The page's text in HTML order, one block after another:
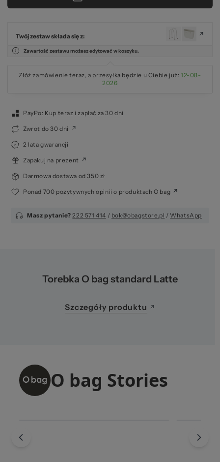
Twój zestaw składa się z:
Zawartość zestawu możesz edytować w koszyku.
Złóż zamówienie teraz, a przesyłka będzie u Ciebie już: 12-08-
2026
PayPo: Kup teraz i zapłać za 30 dni
Zwrot do 30 dni
2 lata gwarancji
Zapakuj na prezent
Darmowa dostawa od 350 zł
Ponad 700 pozytywnych opinii o produktach O bag
Masz pytanie? 222 571 414 / bok@obagstore.pl / WhatsApp
Torebka O bag standard Latte
Szczegóły produktu